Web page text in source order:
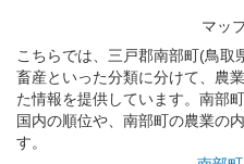
マッ
こちらでは、三戸郡南部町(鳥
畜産といった分類に分けて、農
た情報を提供しています。南部
国内の順位や、南部町の農業の
す。